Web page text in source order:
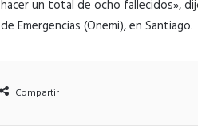
hacer un total de ocho fallecidos»,
de Emergencias (Onemi), en Santiago.
Compartir